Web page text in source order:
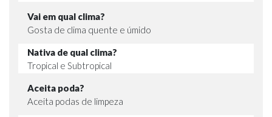
Vai em qual clima?
Gosta de clima quente e úmido
Nativa de qual clima?
Tropical e Subtropical
Aceita poda?
Aceita podas de limpeza